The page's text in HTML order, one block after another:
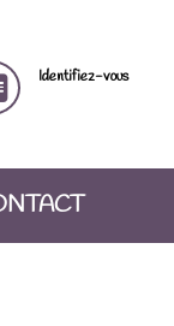
Identifiez-vous